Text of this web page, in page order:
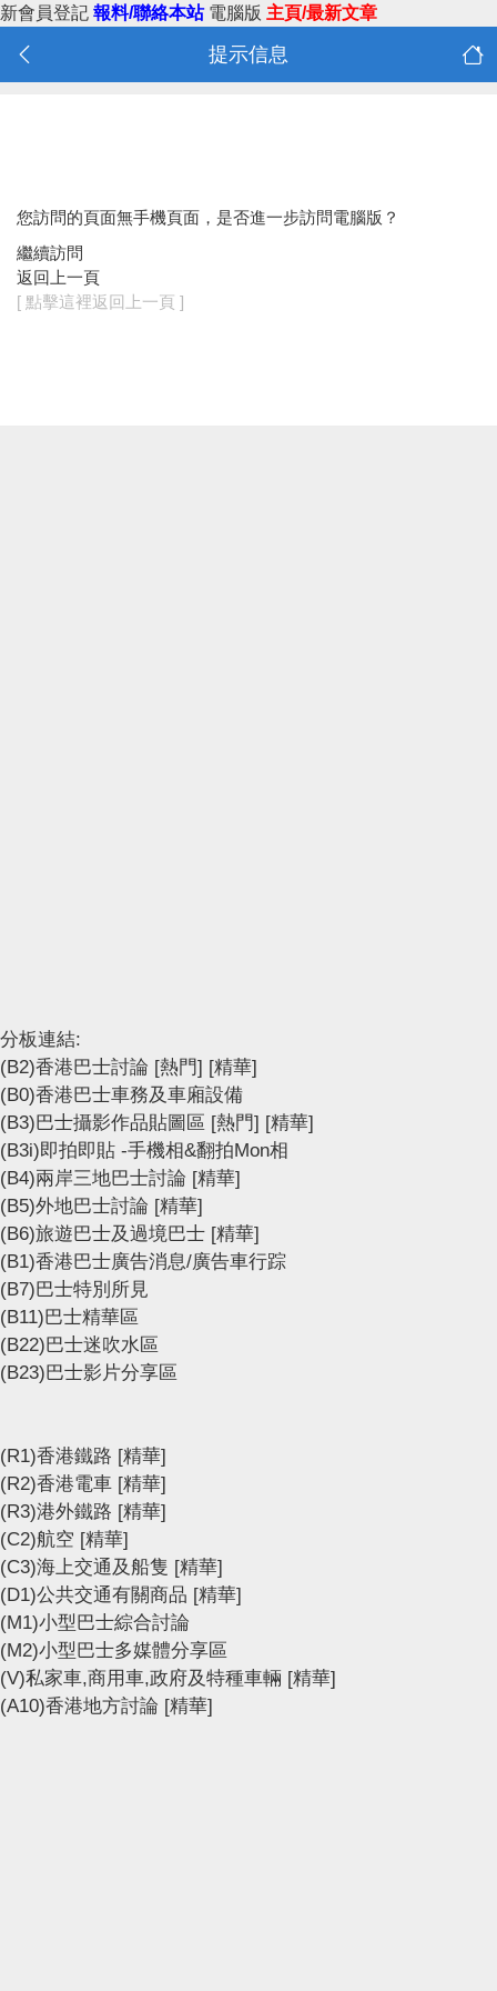
新會員登記 報料/聯絡本站 電腦版 主頁/最新文章
提示信息
您訪問的頁面無手機頁面，是否進一步訪問電腦版？
繼續訪問
返回上一頁
[ 點擊這裡返回上一頁 ]
分板連結:
(B2)香港巴士討論 [熱門] [精華]
(B0)香港巴士車務及車廂設備
(B3)巴士攝影作品貼圖區 [熱門] [精華]
(B3i)即拍即貼 -手機相&翻拍Mon相
(B4)兩岸三地巴士討論 [精華]
(B5)外地巴士討論 [精華]
(B6)旅遊巴士及過境巴士 [精華]
(B1)香港巴士廣告消息/廣告車行踪
(B7)巴士特別所見
(B11)巴士精華區
(B22)巴士迷吹水區
(B23)巴士影片分享區
(R1)香港鐵路 [精華]
(R2)香港電車 [精華]
(R3)港外鐵路 [精華]
(C2)航空 [精華]
(C3)海上交通及船隻 [精華]
(D1)公共交通有關商品 [精華]
(M1)小型巴士綜合討論
(M2)小型巴士多媒體分享區
(V)私家車,商用車,政府及特種車輛 [精華]
(A10)香港地方討論 [精華]